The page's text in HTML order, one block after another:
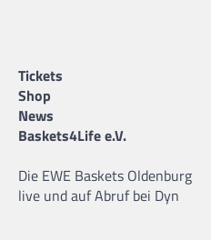
Tickets
Shop
News
Baskets4Life e.V.
Die EWE Baskets Oldenburg
live und auf Abruf bei Dyn